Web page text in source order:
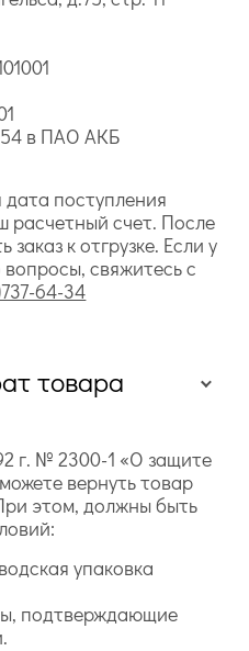
в ПАО АКБ
поступления
расчетный счет. После
к отгрузке. Если у
свяжитесь с
64-34
товара
г. № 2300-1 «О защите
вернуть товар
этом, должны быть
упаковка
подтверждающие